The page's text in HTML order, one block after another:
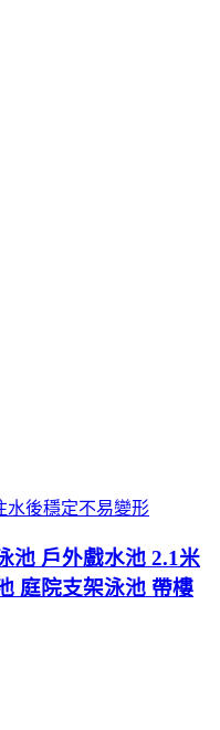
水後穩定不易變形
池 戶外戲水池 2.1米
庭院支架泳池 帶樓